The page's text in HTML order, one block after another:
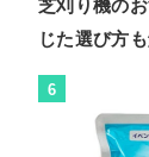
芝刈り機の
じた選び方
6